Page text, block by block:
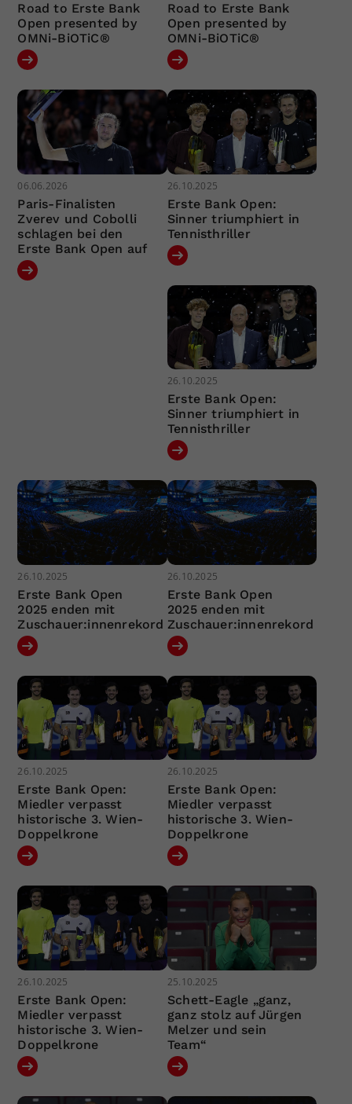
Road to Erste Bank
Open presented by
OMNi-BiOTiC®
Road to Erste Bank
Open presented by
OMNi-BiOTiC®
06.06.2026
Paris-Finalisten
Zverev und Cobolli
schlagen bei den
Erste Bank Open auf
26.10.2025
Erste Bank Open:
Sinner triumphiert in
Tennisthriller
26.10.2025
Erste Bank Open:
Sinner triumphiert in
Tennisthriller
26.10.2025
Erste Bank Open
2025 enden mit
Zuschauer:innenrekord
26.10.2025
Erste Bank Open
2025 enden mit
Zuschauer:innenrekord
26.10.2025
Erste Bank Open:
Miedler verpasst
historische 3. Wien-
Doppelkrone
26.10.2025
Erste Bank Open:
Miedler verpasst
historische 3. Wien-
Doppelkrone
26.10.2025
Erste Bank Open:
Miedler verpasst
historische 3. Wien-
Doppelkrone
25.10.2025
Schett-Eagle „ganz,
ganz stolz auf Jürgen
Melzer und sein
Team“